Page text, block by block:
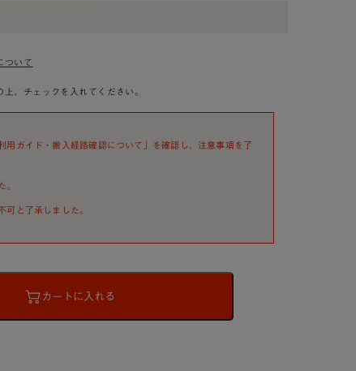
ついて
上、チェックを入れてください。
用ガイド・搬入経路確認について」を確認し、注意事項を了
。
可と了承しました。
カートに入れる